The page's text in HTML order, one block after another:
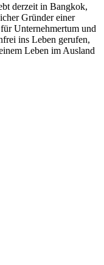
derzeit in Bangkok,
Gründer einer
Unternehmertum und
ins Leben gerufen,
Leben im Ausland